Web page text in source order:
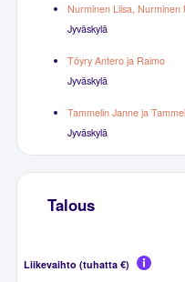
Nurminen Liisa, Nurminen
Jyväskylä
Töyry Antero ja Raimo
Jyväskylä
Tammelin Janne ja
Jyväskylä
Talous
Liikevaihto (tuhatta €)